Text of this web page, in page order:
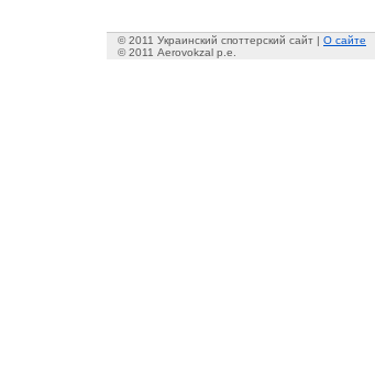
© 2011 Украинский споттерский сайт | О сайте
© 2011 Aerovokzal p.e.